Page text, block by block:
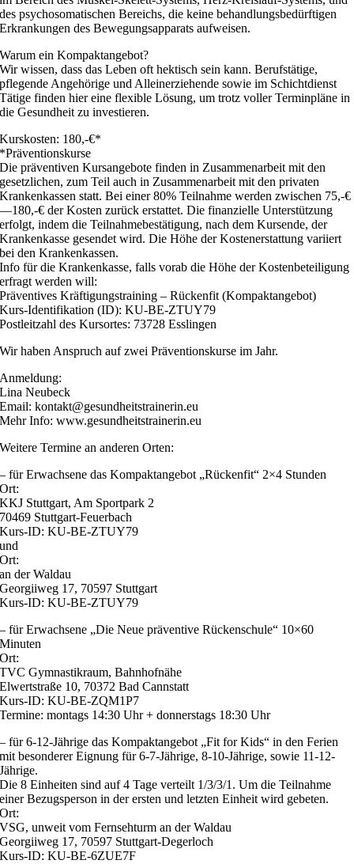
des psychosomatischen Bereichs, die keine behandlungsbedürftigen
Erkrankungen des Bewegungsapparats aufweisen.
Warum ein Kompaktangebot?
Wir wissen, dass das Leben oft hektisch sein kann. Berufstätige,
pflegende Angehörige und Alleinerziehende sowie im Schichtdienst
Tätige finden hier eine flexible Lösung, um trotz voller Terminpläne in
die Gesundheit zu investieren.
Kurskosten: 180,-€*
*Präventionskurse
Die präventiven Kursangebote finden in Zusammenarbeit mit den
gesetzlichen, zum Teil auch in Zusammenarbeit mit den privaten
Krankenkassen statt. Bei einer 80% Teilnahme werden zwischen 75,-€
—180,-€ der Kosten zurück erstattet. Die finanzielle Unterstützung
erfolgt, indem die Teilnahmebestätigung, nach dem Kursende, der
Krankenkasse gesendet wird. Die Höhe der Kostenerstattung variiert
bei den Krankenkassen.
Info für die Krankenkasse, falls vorab die Höhe der Kostenbeteiligung
erfragt werden will:
Präventives Kräftigungstraining – Rückenfit (Kompaktangebot)
Kurs-Identifikation (ID): KU-BE-ZTUY79
Postleitzahl des Kursortes: 73728 Esslingen
Wir haben Anspruch auf zwei Präventionskurse im Jahr.
Anmeldung:
Lina Neubeck
Email: kontakt@gesundheitstrainerin.eu
Mehr Info: www.gesundheitstrainerin.eu
Weitere Termine an anderen Orten:
– für Erwachsene das Kompaktangebot „Rückenfit“ 2×4 Stunden
Ort:
KKJ Stuttgart, Am Sportpark 2
70469 Stuttgart-Feuerbach
Kurs-ID: KU-BE-ZTUY79
und
Ort:
an der Waldau
Georgiiweg 17, 70597 Stuttgart
Kurs-ID: KU-BE-ZTUY79
– für Erwachsene „Die Neue präventive Rückenschule“ 10×60
Minuten
Ort:
TVC Gymnastikraum, Bahnhofnähe
Elwertstraße 10, 70372 Bad Cannstatt
Kurs-ID: KU-BE-ZQM1P7
Termine: montags 14:30 Uhr + donnerstags 18:30 Uhr
– für 6-12-Jährige das Kompaktangebot „Fit for Kids“ in den Ferien
mit besonderer Eignung für 6-7-Jährige, 8-10-Jährige, sowie 11-12-
Jährige.
Die 8 Einheiten sind auf 4 Tage verteilt 1/3/3/1. Um die Teilnahme
einer Bezugsperson in der ersten und letzten Einheit wird gebeten.
Ort:
VSG, unweit vom Fernsehturm an der Waldau
Georgiiweg 17, 70597 Stuttgart-Degerloch
Kurs-ID: KU-BE-6ZUE7F